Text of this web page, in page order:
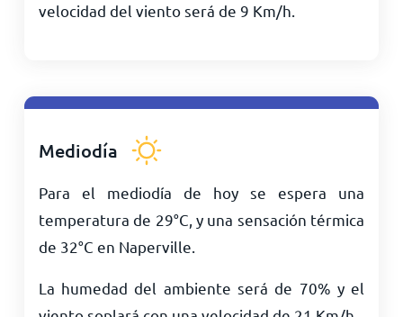
velocidad del viento será de 9 Km/h
Mediodía
Para el mediodía de hoy se espera una
temperatura de 29°C , y una sensación térmica
de 32°C en Naperville.
La humedad del ambiente será de 70% y el